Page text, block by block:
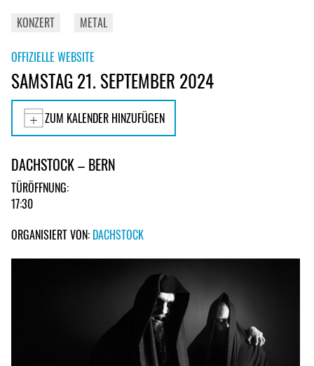
KONZERT
METAL
OFFIZIELLE WEBSITE
SAMSTAG 21. SEPTEMBER 2024
ZUM KALENDER HINZUFÜGEN
DACHSTOCK – BERN
TÜRÖFFNUNG:
17:30
ORGANISIERT VON: DACHSTOCK